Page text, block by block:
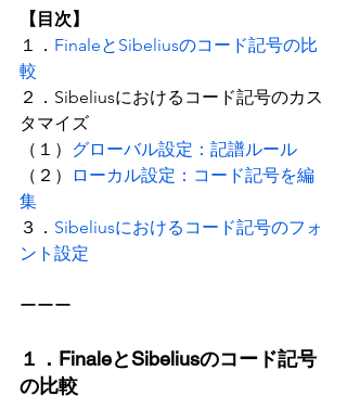
【目次】
１． FinaleとSibeliusのコード記号の比
較
２．Sibeliusにおけるコード記号のカス
タマイズ
（１） グローバル設定：記譜ルール
（２）
ローカル設定：コード記号を編
集
３． Sibeliusにおけるコード記号のフォ
ント設定
ーーー
１．FinaleとSibeliusのコード記号
の比較